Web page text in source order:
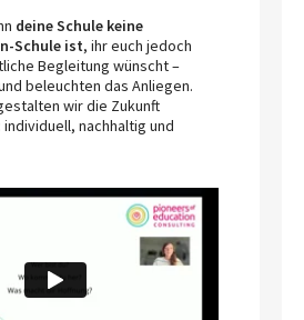
deine Schule keine
Schule ist, ihr euch jedoch
Begleitung wünscht –
beleuchten das Anliegen.
wir die Zukunft
nachhaltig und